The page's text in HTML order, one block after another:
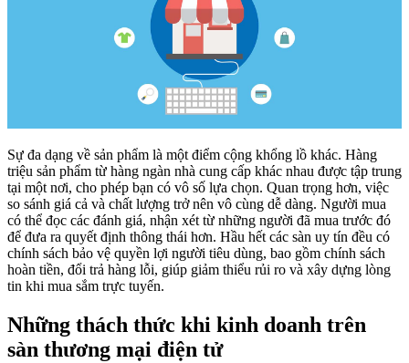
Sự đa dạng về sản phẩm là một điểm cộng khổng lồ khác. Hàng
triệu sản phẩm từ hàng ngàn nhà cung cấp khác nhau được tập trung
tại một nơi, cho phép bạn có vô số lựa chọn. Quan trọng hơn, việc
so sánh giá cả và chất lượng trở nên vô cùng dễ dàng. Người mua
có thể đọc các đánh giá, nhận xét từ những người đã mua trước đó
để đưa ra quyết định thông thái hơn. Hầu hết các sàn uy tín đều có
chính sách bảo vệ quyền lợi người tiêu dùng, bao gồm chính sách
hoàn tiền, đổi trả hàng lỗi, giúp giảm thiểu rủi ro và xây dựng lòng
tin khi mua sắm trực tuyến.
Những thách thức khi kinh doanh trên
sàn thương mại điện tử